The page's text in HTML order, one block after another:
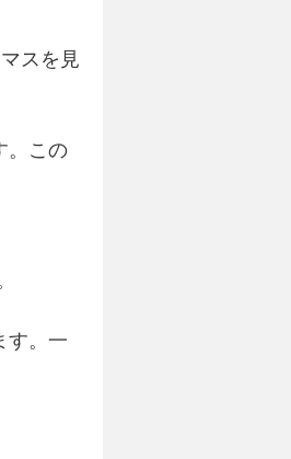
スを見
。この
す。一